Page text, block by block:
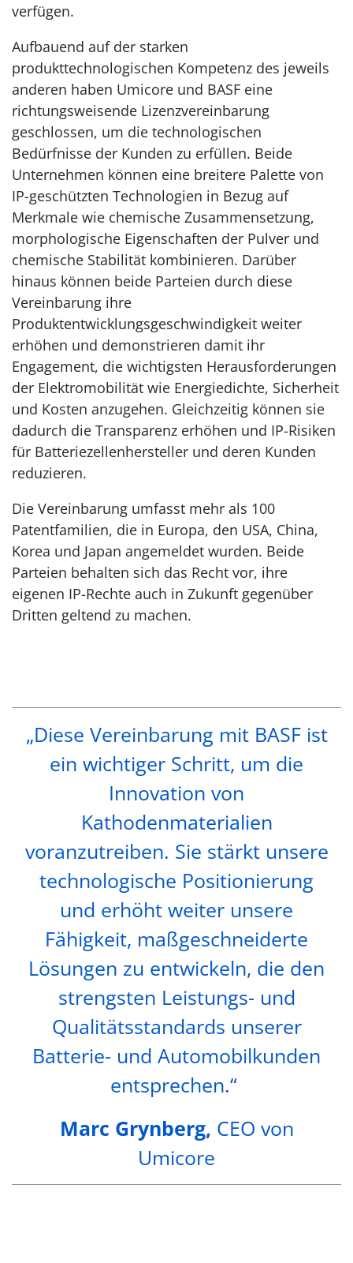
verfügen.
Aufbauend auf der starken
produkttechnologischen Kompetenz des jeweils
anderen haben Umicore und BASF eine
richtungsweisende Lizenzvereinbarung
geschlossen, um die technologischen
Bedürfnisse der Kunden zu erfüllen. Beide
Unternehmen können eine breitere Palette von
IP-geschützten Technologien in Bezug auf
Merkmale wie chemische Zusammensetzung,
morphologische Eigenschaften der Pulver und
chemische Stabilität kombinieren. Darüber
hinaus können beide Parteien durch diese
Vereinbarung ihre
Produktentwicklungsgeschwindigkeit weiter
erhöhen und demonstrieren damit ihr
Engagement, die wichtigsten Herausforderungen
der Elektromobilität wie Energiedichte, Sicherheit
und Kosten anzugehen. Gleichzeitig können sie
dadurch die Transparenz erhöhen und IP-Risiken
für Batteriezellenhersteller und deren Kunden
reduzieren.
Die Vereinbarung umfasst mehr als 100
Patentfamilien, die in Europa, den USA, China,
Korea und Japan angemeldet wurden. Beide
Parteien behalten sich das Recht vor, ihre
eigenen IP-Rechte auch in Zukunft gegenüber
Dritten geltend zu machen.
„Diese Vereinbarung mit BASF ist
ein wichtiger Schritt, um die
Innovation von
Kathodenmaterialien
voranzutreiben. Sie stärkt unsere
technologische Positionierung
und erhöht weiter unsere
Fähigkeit, maßgeschneiderte
Lösungen zu entwickeln, die den
strengsten Leistungs- und
Qualitätsstandards unserer
Batterie- und Automobilkunden
entsprechen.“
Marc Grynberg, CEO von
Umicore